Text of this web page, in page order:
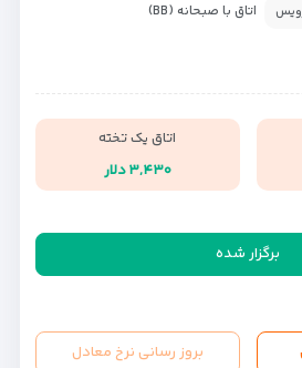
اتاق با صبحانه (BB)
اتاق یک تخته
۳,۴۳۰ دلار
برگزار شده
بروز رسانی نرخ معادل